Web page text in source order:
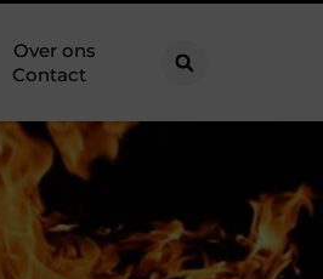
Over ons
Contact